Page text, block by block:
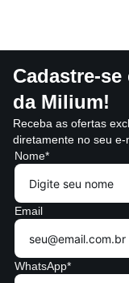
Cadastre-
da Milium!
Receba as ofertas
diretamente no seu e-
Nome*
Email
WhatsApp*